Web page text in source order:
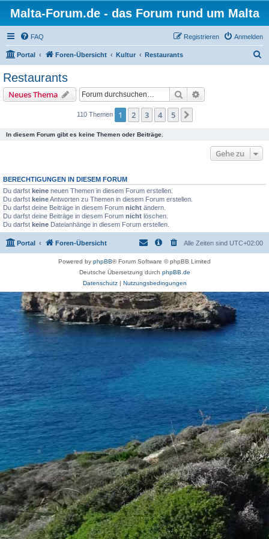
Malta-Forum.de - das Forum rund um Malta
FAQ Anmelden
Registrieren
Portal Foren-Übersicht Kultur Restaurants
Restaurants
Neues Thema Suche
110 Themen 1 2 3 4 5
In diesem Forum gibt es keine Themen oder Beiträge.
Gehe zu
BERECHTIGUNGEN IN DIESEM FORUM
Du darfst keine neuen Themen in diesem Forum erstellen.
Du darfst keineAntworten zu Themen in diesem Forum erstellen.
Du darfst deine Beiträge in diesem Forum nicht ändern.
Du darfst deine Beiträge in diesem Forum nicht löschen.
Du darfst keine Dateianhänge in diesem Forum erstellen.
Portal Foren-Übersicht Alle Zeiten sind UTC+02:00
Powered by phpBB® Forum Software © phpBB Limited
Deutsche Übersetzung durch phpBB.de
Datenschutz| Nutzungsbedingungen